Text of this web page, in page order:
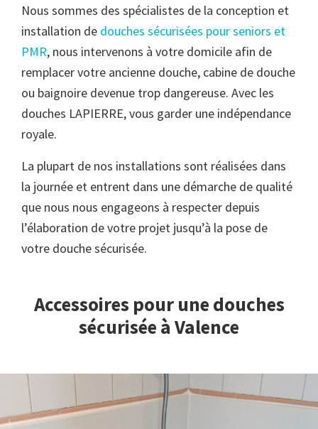
Nous sommes des spécialistes de la conception et
installation de douches sécurisées pour seniors et
PMR, nous intervenons à votre domicile afin de
remplacer votre ancienne douche, cabine de douche
ou baignoire devenue trop dangereuse. Avec les
douches LAPIERRE, vous garder une indépendance
royale.
La plupart de nos installations sont réalisées dans
la journée et entrent dans une démarche de qualité
que nous nous engageons à respecter depuis
l’élaboration de votre projet jusqu’à la pose de
votre douche sécurisée.
Accessoires pour une douches
sécurisée à Valence